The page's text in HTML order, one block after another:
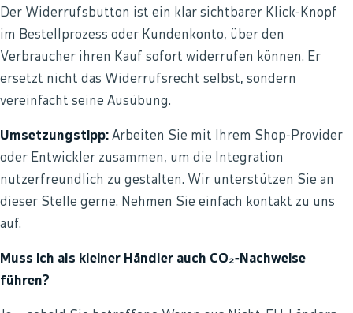
Der Widerrufsbutton ist ein klar sichtbarer Klick‑Knopf
im Bestellprozess oder Kundenkonto, über den
Verbraucher ihren Kauf sofort widerrufen können. Er
ersetzt nicht das Widerrufsrecht selbst, sondern
vereinfacht seine Ausübung.
Umsetzungstipp: Arbeiten Sie mit Ihrem Shop‑Provider
oder Entwickler zusammen, um die Integration
nutzerfreundlich zu gestalten. Wir unterstützen Sie an
dieser Stelle gerne. Nehmen Sie einfach kontakt zu uns
auf.
Muss ich als kleiner Händler auch CO₂‑Nachweise
führen?